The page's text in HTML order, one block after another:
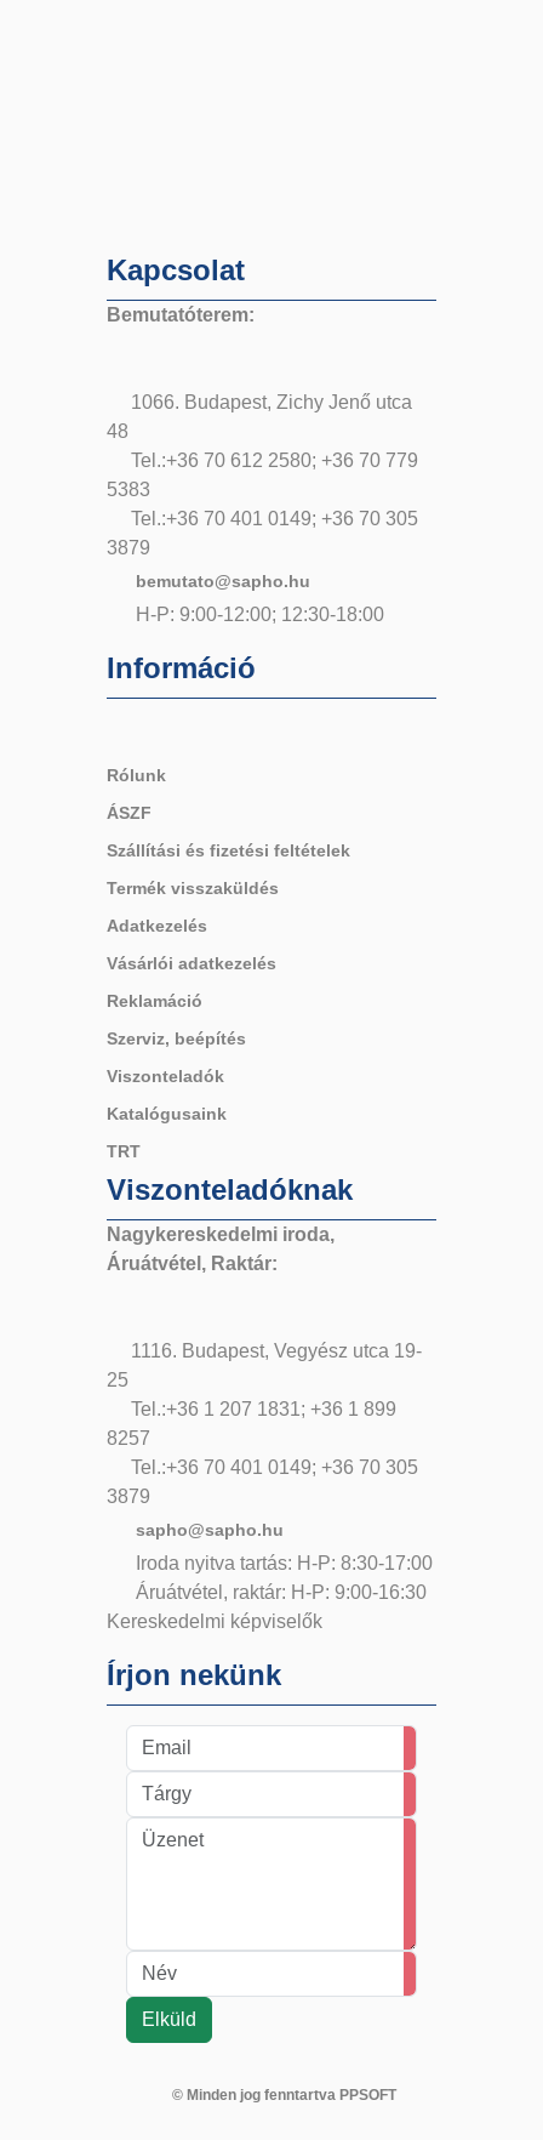
Kapcsolat
Bemutatóterem:
1066. Budapest, Zichy Jenő utca
48
Tel.:+36 70 612 2580; +36 70 779
5383
Tel.:+36 70 401 0149; +36 70 305
3879
bemutato@sapho.hu
H-P: 9:00-12:00; 12:30-18:00
Információ
Rólunk
ÁSZF
Szállítási és fizetési feltételek
Termék visszaküldés
Adatkezelés
Vásárlói adatkezelés
Reklamáció
Szerviz, beépítés
Viszonteladók
Katalógusaink
TRT
Viszonteladóknak
Nagykereskedelmi iroda,
Áruátvétel, Raktár:
1116. Budapest, Vegyész utca 19-
25
Tel.:+36 1 207 1831; +36 1 899
8257
Tel.:+36 70 401 0149; +36 70 305
3879
sapho@sapho.hu
Iroda nyitva tartás: H-P: 8:30-17:00
Áruátvétel, raktár: H-P: 9:00-16:30
Kereskedelmi képviselők
Írjon nekünk
© Minden jog fenntartva PPSOFT